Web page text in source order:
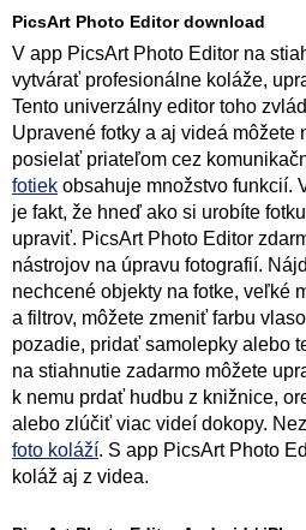
PicsArt Photo Editor download
V app PicsArt Photo Editor na
vytvárať profesionálne koláže,
Tento univerzálny editor toho
Upravené fotky a aj videá
posielať priateľom cez
fotiek obsahuje množstvo funkcií.
je fakt, že hneď ako si urobíte
upraviť. PicsArt Photo Editor
nástrojov na úpravu fotografií.
nechcené objekty na fotke, veľké
a filtrov, môžete zmeniť farbu
pozadie, pridať samolepky alebo
na stiahnutie zadarmo môžete
k nemu prdať hudbu z knižnice,
alebo zlúčiť viac videí dokopy.
foto koláží. S app PicsArt Photo
koláž aj z videa.